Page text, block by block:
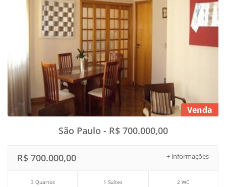
Venda
São Paulo - R$ 700.000,00
+ informações
R$ 700.000,00
3 Quartos 1 Suítes 2 WC